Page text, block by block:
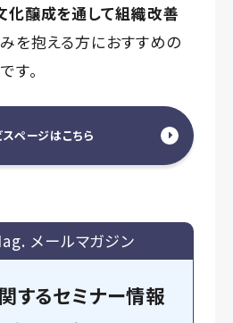
化醸成を通して組織改善
みを抱える方におすすめの
す。
ページはこちら
メールマガジン
するセミナー情報